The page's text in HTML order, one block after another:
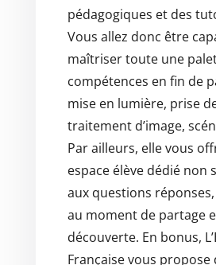
pédagogiques et des
Vous allez donc être
maîtriser toute une
compétences en fin de
mise en lumière, prise
traitement d’image,
Par ailleurs, elle vous
espace élève dédié non
aux questions
au moment de partage
découverte. En bonus,
Française vous propose